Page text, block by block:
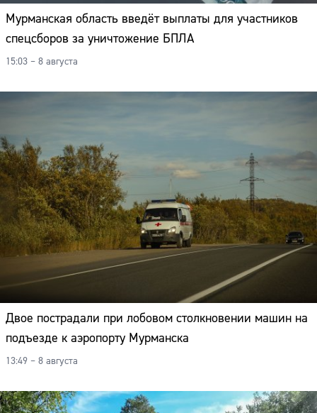
Мурманская область введёт выплаты для участников
спецсборов за уничтожение БПЛА
15:03 – 8 августа
Двое пострадали при лобовом столкновении машин на
подъезде к аэропорту Мурманска
13:49 – 8 августа
Адрес:
Телефон: